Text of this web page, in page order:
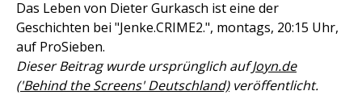
Das Leben von Dieter Gurkasch ist eine der
Geschichten bei "Jenke.CRIME2.", montags, 20:15 Uhr,
auf ProSieben.
Dieser Beitrag wurde ursprünglich aufJoyn.de
('Behind the Screens' Deutschland)veröffentlicht.